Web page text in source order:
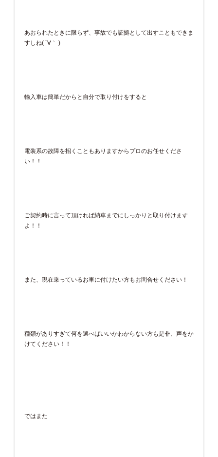
あおられたときに限らず、事故でも証拠として出すこともできま
すしね( ´∀｀ )
輸入車は簡単だからと自分で取り付けをすると
電装系の故障を招くこともありますからプロのお任せくださ
い！！
ご契約時に言って頂ければ納車までにしっかりと取り付けます
よ！！
また、現在乗っているお車に付けたい方もお問合せください！
種類がありすぎて何を選べばいいかわからない方も是非、声をか
けてください！！
ではまた